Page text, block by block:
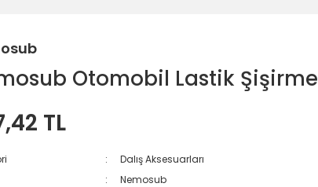
Otomobil Lastik Şişirme
TL
Dalış Aksesuarları
Nemosub